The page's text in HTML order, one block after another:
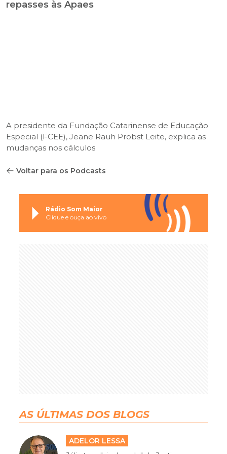
repasses às Apaes
A presidente da Fundação Catarinense de Educação
Especial (FCEE), Jeane Rauh Probst Leite, explica as
mudanças nos cálculos
Voltar para os Podcasts
Rádio Som Maior
Clique e ouça ao vivo
AS ÚLTIMAS DOS BLOGS
ADELOR LESSA